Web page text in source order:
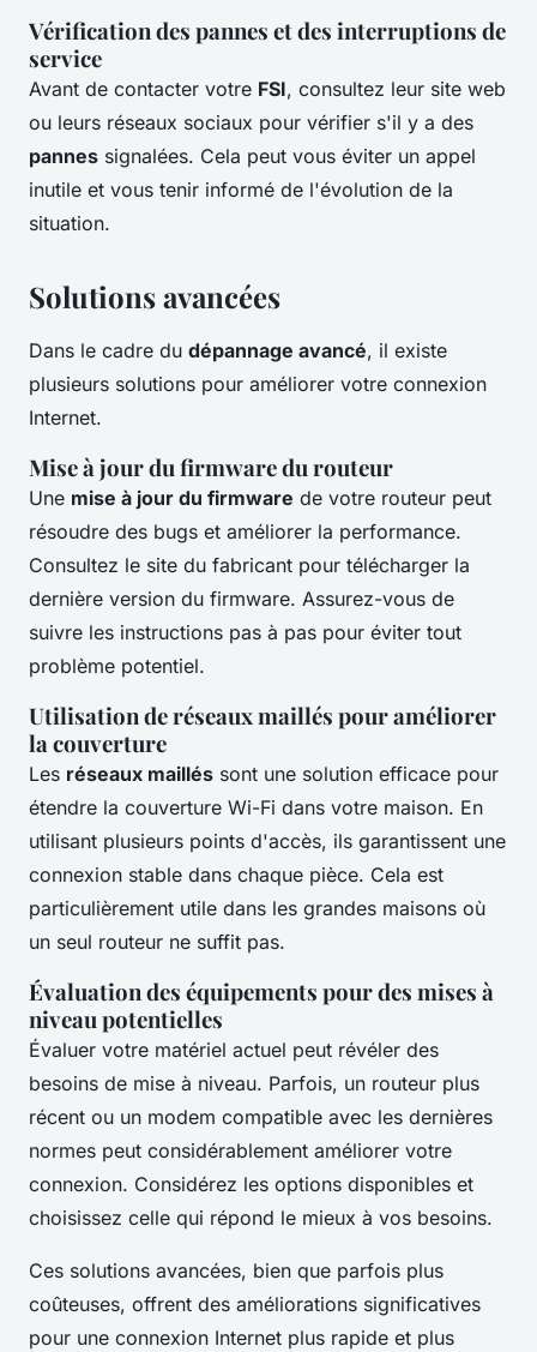
Vérification des pannes et des interruptions de
service
Avant de contacter votre FSI, consultez leur site web
ou leurs réseaux sociaux pour vérifier s'il y a des
pannes signalées. Cela peut vous éviter un appel
inutile et vous tenir informé de l'évolution de la
situation.
Solutions avancées
Dans le cadre du dépannage avancé, il existe
plusieurs solutions pour améliorer votre connexion
Internet.
Mise à jour du firmware du routeur
Une mise à jour du firmware de votre routeur peut
résoudre des bugs et améliorer la performance.
Consultez le site du fabricant pour télécharger la
dernière version du firmware. Assurez-vous de
suivre les instructions pas à pas pour éviter tout
problème potentiel.
Utilisation de réseaux maillés pour améliorer
la couverture
Les réseaux maillés sont une solution efficace pour
étendre la couverture Wi-Fi dans votre maison. En
utilisant plusieurs points d'accès, ils garantissent une
connexion stable dans chaque pièce. Cela est
particulièrement utile dans les grandes maisons où
un seul routeur ne suffit pas.
Évaluation des équipements pour des mises à
niveau potentielles
Évaluer votre matériel actuel peut révéler des
besoins de mise à niveau. Parfois, un routeur plus
récent ou un modem compatible avec les dernières
normes peut considérablement améliorer votre
connexion. Considérez les options disponibles et
choisissez celle qui répond le mieux à vos besoins.
Ces solutions avancées, bien que parfois plus
coûteuses, offrent des améliorations significatives
pour une connexion Internet plus rapide et plus